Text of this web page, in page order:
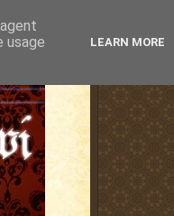
usage
LEARN MORE